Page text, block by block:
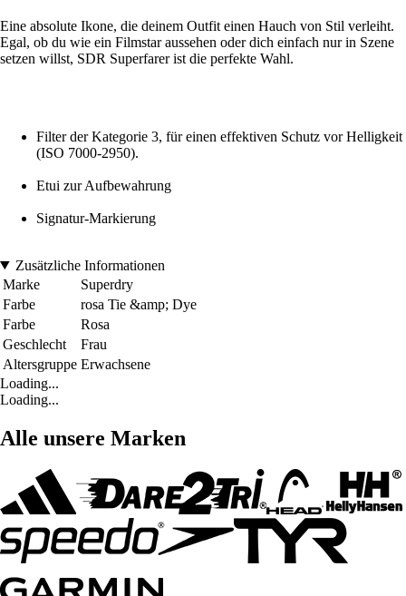
Eine absolute Ikone, die deinem Outfit einen Hauch von Stil verleiht.
Egal, ob du wie ein Filmstar aussehen oder dich einfach nur in Szene
setzen willst, SDR Superfarer ist die perfekte Wahl.
Filter der Kategorie 3, für einen effektiven Schutz vor Helligkeit
(ISO 7000-2950).
Etui zur Aufbewahrung
Signatur-Markierung
Zusätzliche Informationen
Marke
Superdry
Farbe
rosa Tie &amp; Dye
Farbe
Rosa
Geschlecht
Frau
Altersgruppe Erwachsene
Loading...
Loading...
Alle unsere Marken